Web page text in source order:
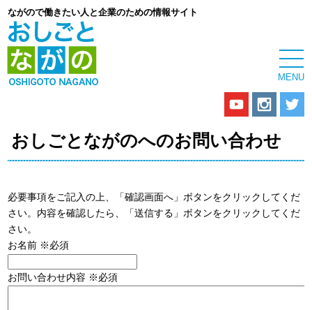
ながので働きたい人と企業のための情報サイト
おしごとながのへのお問い合わせ
必要事項をご記入の上、「確認画面へ」ボタンをクリックしてくだ
さい。内容を確認したら、「送信する」ボタンをクリックしてくだ
さい。
お名前 ※必須
お問い合わせ内容 ※必須